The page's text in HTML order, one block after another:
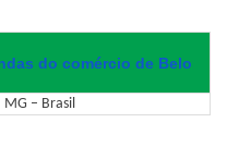
do comércio de Belo
MG – Brasil